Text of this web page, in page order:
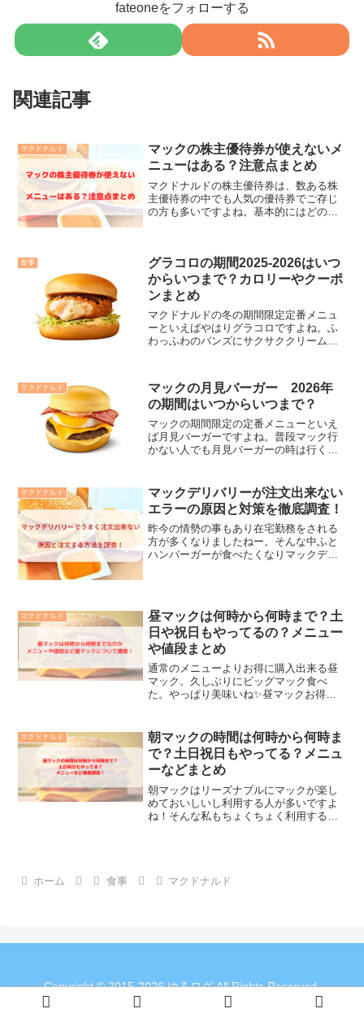
fateoneをフォローする
関連記事
マクドナルド
マックの株主優待券が使えないメ
ニューはある？注意点まとめ
マクドナルドの株主優待券は、数ある株
主優待券の中でも人気の優待券でご存じ
の方も多いですよね。基本的にはどのハ
てのメニューが株主優待券...
食事
グラコロの期間2025-2026はいつ
からいつまで？カロリーやクーポ
ンまとめ
マクドナルドの冬の期間限定定番メニュ
ーといえばやはりグラコロですよね。ふ
わっふわのバンズにサクサククリームコ
いた頃には始まっているグラコロです
が、せっかくこうやって記事...
マクドナルド
マックの月見バーガー 2026年
の期間はいつからいつまで？
マックの期間限定の定番メニューといえ
ば月見バーガーですよね。普段マック行
かない人でも月見バーガーの時は行く！
ーは毎年食べているんですよね♪月見バー
ガーだけは欠かさず食べ...
マクドナルド
マックデリバリーが注文出来ない
エラーの原因と対策を徹底調査！
昨今の情勢の事もあり在宅勤務をされる
方が多くなりましたねー。そんな中ふと
ハンバーガーが食べたくなりマックデリ
リーが注文出来ない...
マクドナルド
昼マックは何時から何時まで？土
日や祝日もやってるの？メニュー
や値段まとめ
通常のメニューよりお得に購入出来る昼
マック。久しぶりにビッグマック食べ
た。やっぱり美味いね✨昼マックお得☺️
October 5, 2...
マクドナルド
朝マックの時間は何時から何時ま
で？土日祝日もやってる？メニュ
ーなどまとめ
朝マックはリーズナブルにマックが楽し
めておいしいし利用する人が多いですよ
ね！そんな私もちょくちょく利用するの
ホーム
食事 マクドナルド
Copyright © 2015-2026 ゆるログ All Rights Reserved.